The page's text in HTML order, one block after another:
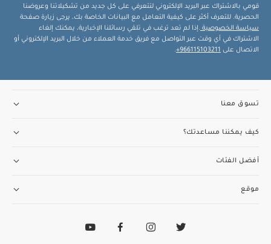
قومي بالاشتراك عبر البريد الإلكتروني لتتعرفي على كل جديد من تشكيلاتنا وعروضنا
الحصرية. للتعرف أكثر على كيفية التعامل مع البيانات الخاصة بك، يرجى زيارة صفحة
سياسة الخصوصية .إذا لم تعد ترغب في تلقي رسائلنا الإخبارية، يمكنك إلغاء
الاشتراك في أي وقت عبر التواصل مع فريق خدمة العملاء من خلال البريد الإلكتروني أو
الاتصال على 966115103211+
.
تسوق معنا
كيف يمكننا مساعدتك؟
أفضل الفئات
موقع